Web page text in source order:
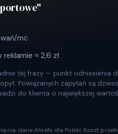
mc
≈ 2,6 zł
tej frazy — punkt odniesienia
Powiązanych zapytań są
do klienta o największej
dane Ahrefs dla Polski. Koszt